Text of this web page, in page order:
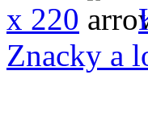
x 220
Znacky a